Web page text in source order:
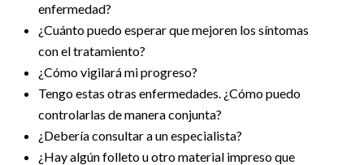
enfermedad?
¿Cuánto puedo esperar que mejoren los síntomas
con el tratamiento?
¿Cómo vigilará mi progreso?
Tengo estas otras enfermedades. ¿Cómo puedo
controlarlas de manera conjunta?
¿Debería consultar a un especialista?
¿Hay algún folleto u otro material impreso que